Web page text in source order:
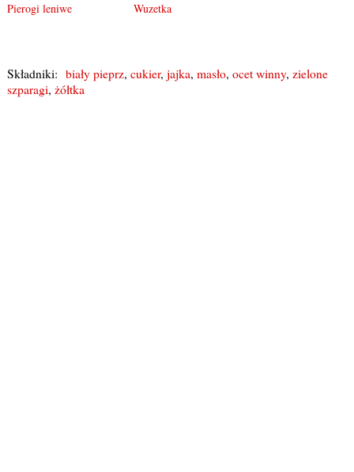
Pierogi leniwe Wuzetka
Składniki: biały pieprz, cukier, jajka, masło, ocet winny, zielone
szparagi, żółtka